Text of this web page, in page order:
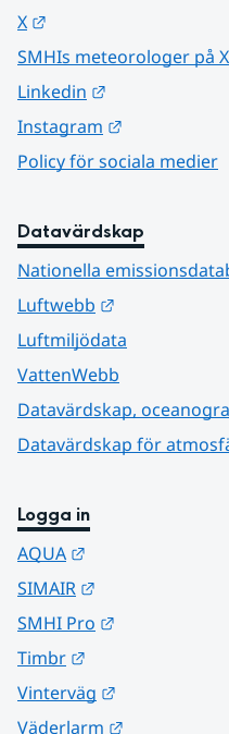
X
SMHIs meteorologer på X
Linkedin
Instagram
Policy för sociala medier
Datavärdskap
Nationella
Luftwebb
Luftmiljödata
VattenWebb
Datavärdskap,
Datavärdskap för
Logga in
AQUA
SIMAIR
SMHI Pro
Timbr
Vinterväg
Väderlarm